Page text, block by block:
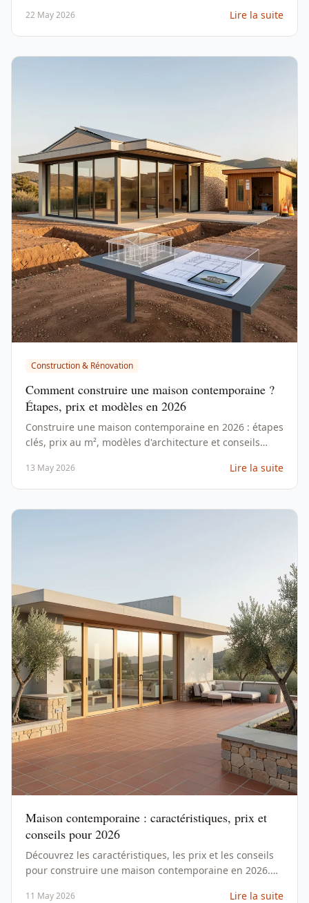
22 May 2026 Lire la suite
Construction & Rénovation
Comment construire une maison contemporaine ?
Étapes, prix et modèles en 2026
Construire une maison contemporaine en 2026 : étapes
clés, prix au m², modèles d'architecture et conseils
13 May 2026 Lire la suite
Maison contemporaine : caractéristiques, prix et
conseils pour 2026
Découvrez les caractéristiques, les prix et les conseils
pour construire une maison contemporaine en 2026.
11 May 2026 Lire la suite